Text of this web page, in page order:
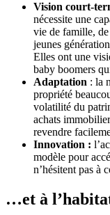
Vision court-
nécessite une
vie de famille,
jeunes
Elles ont une
baby boomers
Adaptation : la
propriété
volatilité du
achats
revendre
Innovation :
modèle pour
n’hésitent pas à
…et à